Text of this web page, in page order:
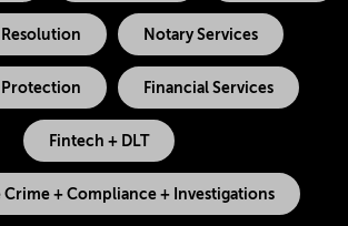
Resolution Notary Services
Protection Financial Services
Fintech + DLT
+ Compliance + Investigations